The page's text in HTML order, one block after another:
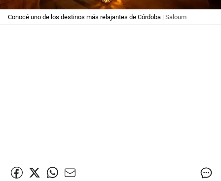
Conocé uno de los destinos más relajantes de Córdoba | Saloum